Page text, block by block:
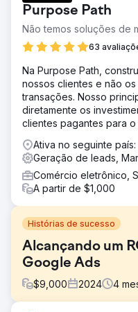
Purpose Path
Não temos soluções de
63
Na Purpose Path,
nossos clientes e não
transações. Nosso
diretamente os
clientes pagantes para
Ativa no seguinte
Geração de leads,
Comércio eletrônico,
A partir de $1,000
Histórias de sucesso
Alcançando um
Google Ads
$9,000 2024 4